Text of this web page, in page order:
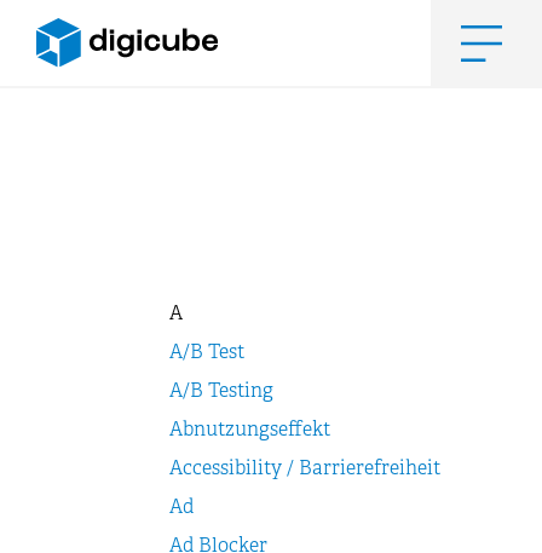
Inhalt
A
A/B Test
A/B Testing
Abnutzungseffekt
Accessibility / Barrierefreiheit
Ad
Ad Blocker